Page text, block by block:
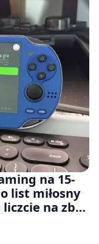
na 15-
list miłosny
na zbyt